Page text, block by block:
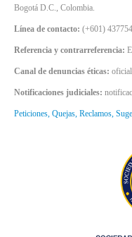
Bogotá D.C., Colombia.
Línea de contacto: (+601)
Referencia y contrarreferencia:
Canal de denuncias éticas:
Notificaciones judiciales:
Peticiones, Quejas, Reclamos,